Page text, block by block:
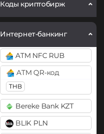
Cronos (CRO)
DAI
ERC20
DASH
Decentraland (MANA)
Dogecoin (DOGE)
DOGE
Polkadot (DOT)
PaySera
EUR
Paytm INR
Pix BRL
Revolut
EUR USD
Коды криптобирж
Интернет-банкинг
ATM NFC RUB
ATM QR-код
THB
Bereke Bank KZT
BLIK PLN